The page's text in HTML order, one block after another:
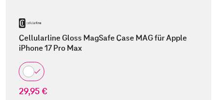
Cellularline Gloss MagSafe Case MAG für Apple
iPhone 17 Pro Max
29,95 €